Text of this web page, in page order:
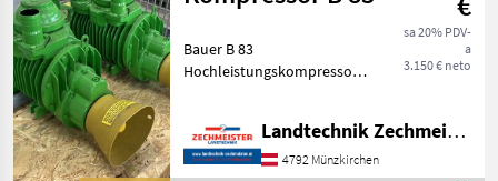
/ Bauer
sa 20% PDV-
a
3.150 € neto
Bauer B 83
Hochleistungskompressor,
navodnjavanje Pumpe za
gnojnicu
Landtechnik Zechmeister GmbH & Co KG
4792 Münzkirchen